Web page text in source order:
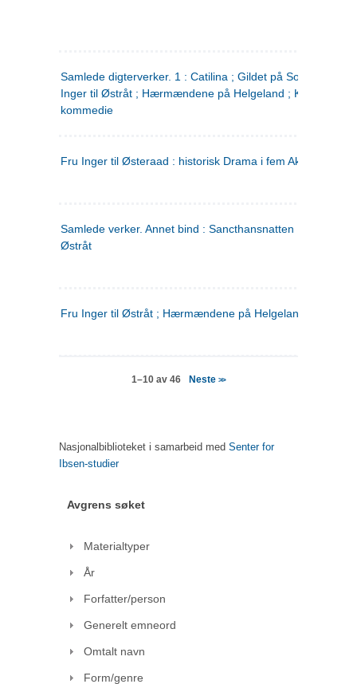
Samlede digterverker. 1 : Catilina ; Gildet på Solhaug ; Fru
Inger til Østråt ; Hærmændene på Helgeland ;
kommedie
Fru Inger til Østeraad : historisk Drama i fem Akter
Samlede verker. Annet bind : Sancthansnatten ; Fru Inger
Østråt
Fru Inger til Østråt ; Hærmændene på Helgeland
1–10 av 46 Neste>>
Nasjonalbiblioteket i samarbeid med Senter for
Ibsen-studier
Avgrens søket
Materialtyper
År
Forfatter/person
Generelt emneord
Omtalt navn
Form/genre